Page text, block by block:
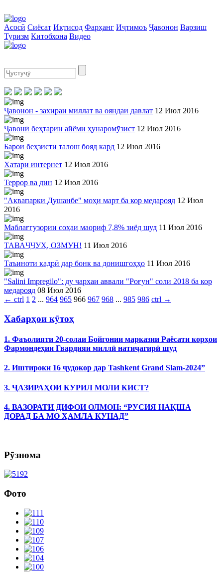
Асосӣ Сиёсат Иқтисод Фарҳанг Иҷтимоъ Ҷавонон Варзиш
Туризм Китобхона Видео
Ҷавонон - захираи миллат ва ояндаи давлат 12 Июл 2016
Ҷавонӣ беҳтарин айёми ҳунаромӯзист 12 Июл 2016
Барои беҳзистӣ талош бояд кард 12 Июл 2016
Хатари интернет 12 Июл 2016
Террор ва дин 12 Июл 2016
"Аквапарки Душанбе" моҳи март ба кор медарояд 12 Июл
2016
Маблағгузории соҳаи маориф 7,8% зиёд шуд 11 Июл 2016
ТАВАҶҶУҲ, ОЗМУН! 11 Июл 2016
Таъиноти кадрӣ дар бонк ва донишгоҳҳо 11 Июл 2016
"Salini Impregilo": ду чархаи аввали "Роғун" соли 2018 ба кор
медарояд 08 Июл 2016
← ctrl 1 2 ... 964 965 966 967 968 ... 985 986 ctrl →
Хабарҳои кӯтоҳ
1. Фаъолияти 20-солаи Бойгонии марказии Раёсати корҳои
Фармондеҳии Гвардияи миллӣ натиҷагирӣ шуд
2. Иштироки 16 ҷудокор дар Tashkent Grand Slam-2024”
3. ҶАЗИРАҲОИ КУРИЛ МОЛИ КИСТ?
4. ВАЗОРАТИ ДИФОИ ОЛМОН: “РУСИЯ НАҚША
ДОРАД БА МО ҲАМЛА КУНАД”
Рӯзнома
Фото